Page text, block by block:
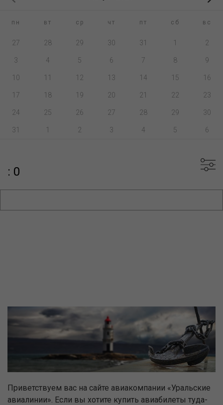
пн вт ср чт пт сб вс
27 28 29 30 31 1 2
3 4 5 6 7 8 9
10 11 12 13 14 15 16
17 18 19 20 21 22 23
24 25 26 27 28 29 30
31 1 2 3 4 5 6
: 0
Приветствуем вас на сайте авиакомпании «Уральские
авиалинии». Если вы хотите купить авиабилеты туда-